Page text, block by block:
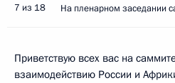
7 из 18 На пленарном заседании
Приветствую всех вас на
взаимодействию России и